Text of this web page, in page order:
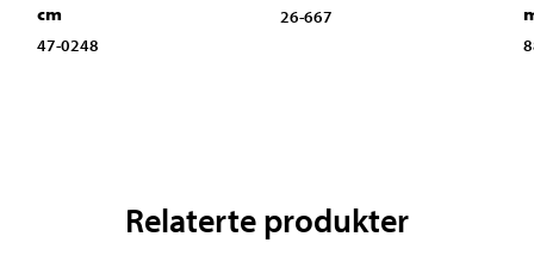
cm
47-0248
26-667
Relaterte produkter